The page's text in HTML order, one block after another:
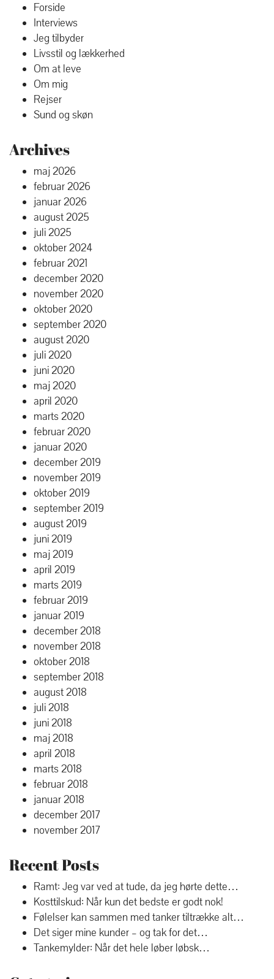
Forside
Interviews
Jeg tilbyder
Livsstil og lækkerhed
Om at leve
Om mig
Rejser
Sund og skøn
Archives
maj 2026
februar 2026
januar 2026
august 2025
juli 2025
oktober 2024
februar 2021
december 2020
november 2020
oktober 2020
september 2020
august 2020
juli 2020
juni 2020
maj 2020
april 2020
marts 2020
februar 2020
januar 2020
december 2019
november 2019
oktober 2019
september 2019
august 2019
juni 2019
maj 2019
april 2019
marts 2019
februar 2019
januar 2019
december 2018
november 2018
oktober 2018
september 2018
august 2018
juli 2018
juni 2018
maj 2018
april 2018
marts 2018
februar 2018
januar 2018
december 2017
november 2017
Recent Posts
Ramt: Jeg var ved at tude, da jeg hørte dette…
Kosttilskud: Når kun det bedste er godt nok!
Følelser kan sammen med tanker tiltrække alt…
Det siger mine kunder – og tak for det…
Tankemylder: Når det hele løber løbsk…